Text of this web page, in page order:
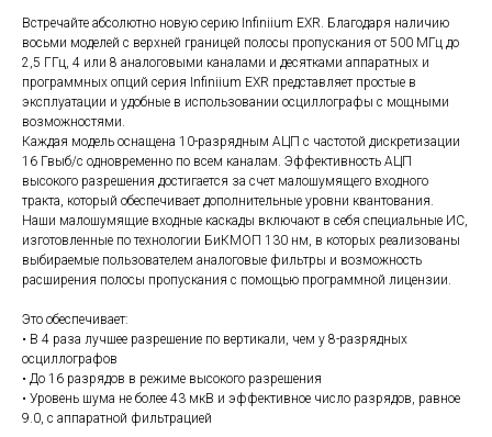
Встречайте абсолютно новую серию Infiniium EXR. Благодаря наличию
восьми моделей с верхней границей полосы пропускания от 500 МГц до
2,5 ГГц, 4 или 8 аналоговыми каналами и десятками аппаратных и
программных опций серия Infiniium EXR представляет простые в
эксплуатации и удобные в использовании осциллографы с мощными
возможностями.
Каждая модель оснащена 10-разрядным АЦП с частотой дискретизации
16 Гвыб/с одновременно по всем каналам. Эффективность АЦП
высокого разрешения достигается за счет малошумящего входного
тракта, который обеспечивает дополнительные уровни квантования.
Наши малошумящие входные каскады включают в себя специальные ИС,
изготовленные по технологии БиКМОП 130 нм, в которых реализованы
выбираемые пользователем аналоговые фильтры и возможность
расширения полосы пропускания с помощью программной лицензии.
Это обеспечивает:
• В 4 раза лучшее разрешение по вертикали, чем у 8-разрядных
осциллографов
• До 16 разрядов в режиме высокого разрешения
• Уровень шума не более 43 мкВ и эффективное число разрядов, равное
9.0, с аппаратной фильтрацией